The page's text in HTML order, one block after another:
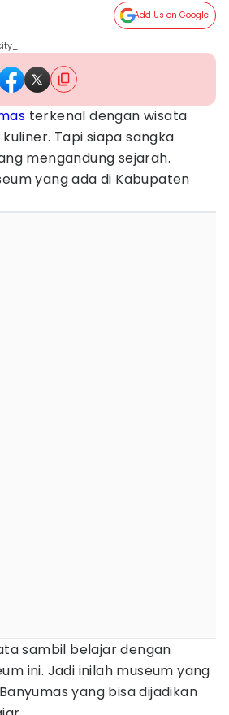
Add Us on Google
terkenal dengan wisata
Tapi siapa sangka
mengandung sejarah.
yang ada di Kabupaten
sambil belajar dengan
ini. Jadi inilah museum yang
yang bisa dijadikan